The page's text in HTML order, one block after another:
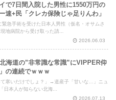
で7日間入院した男性に1550万円の
速+民「クレカ保険じゃ足りんわ」
緊急手術を受けた日本人男性（仮名・オサムさ
地病院から受け取った請...
2026.06.03
北海道の”非常識な常識”にVIPPER仰
の連続でｗｗｗ
寒いだけでしょ？」→道産子「甘いな…」ニュ
日本人が知らない北海...
2026.07.13